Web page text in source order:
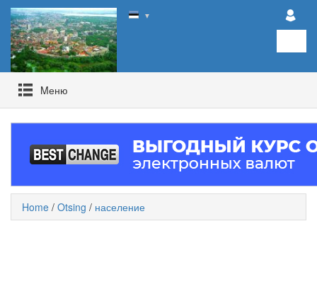
▼
Mеню
Home / Otsing / население